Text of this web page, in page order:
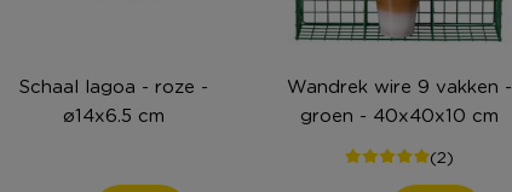
Schaal lagoa - roze -
ø14x6.5 cm
Wandrek wire 9 vakken -
groen - 40x40x10 cm
(2)